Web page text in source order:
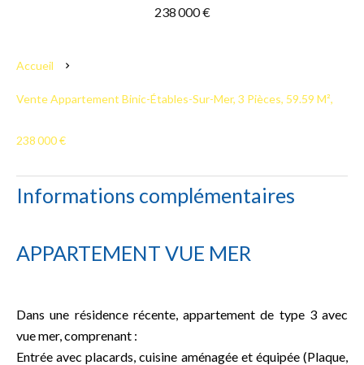
238 000 €
Accueil
Vente Appartement Binic-Étables-Sur-Mer, 3 Pièces, 59.59 M²,
238 000 €
Informations complémentaires
APPARTEMENT VUE MER
Dans une résidence récente, appartement de type 3 avec
vue mer, comprenant :
Entrée avec placards, cuisine aménagée et équipée (Plaque,